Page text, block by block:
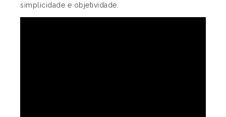
simplicidade e objetividade.